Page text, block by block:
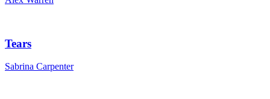
Tears
Sabrina Carpenter